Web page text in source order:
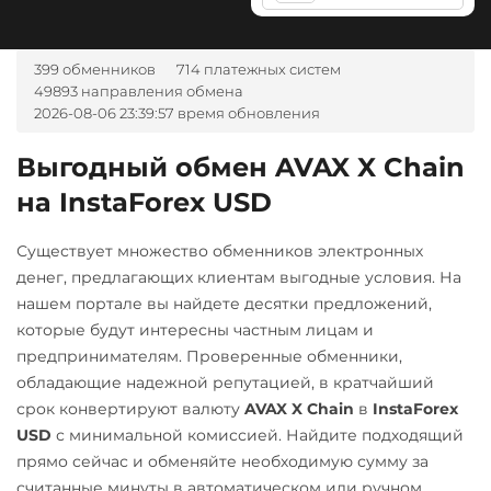
NEO
Ontology (ONT)
PancakeSwap (CAKE)
Pax Dollar (USDP)
ERC20
Pepe
Pol (ex-MATIC)
POL ERC20
Qtum
Газпромбанк RUB
ЕРИП Расчет BYN
Карта Unionpay CNY
Карта UZCARD UZS
Карта МИР RUB
Любой банк
USD RUB EUR
UAH
KZT
GBP CNY
THB
JPY
TRY BYN CAD
399 обменников
714 платежных систем
49893 направления обмена
2026-08-06 23:39:57 время обновления
Выгодный обмен AVAX X Chain
на InstaForex USD
Существует множество обменников электронных
денег, предлагающих клиентам выгодные условия. На
нашем портале вы найдете десятки предложений,
которые будут интересны частным лицам и
предпринимателям. Проверенные обменники,
обладающие надежной репутацией, в кратчайший
срок конвертируют валюту AVAX X Chain в InstaForex
USD с минимальной комиссией. Найдите подходящий
прямо сейчас и обменяйте необходимую сумму за